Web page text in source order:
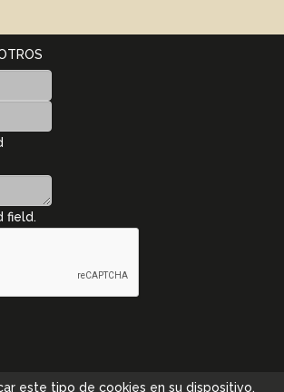
field.
este tipo de cookies en su dispositivo.